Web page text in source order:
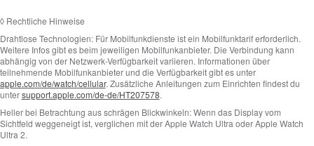
◊ Rechtliche Hinweise
Drahtlose Technologien:Für Mobilfunkdienste ist ein Mobilfunktarif erforderlich.
Weitere Infos gibt es beim jeweiligen Mobilfunkanbieter. Die Verbindung kann
abhängig von der Netzwerk-Verfügbarkeit variieren. Informationen über
teilnehmende Mobilfunkanbieter und die Verfügbarkeit gibt es unter
apple.com/de/watch/cellular. Zusätzliche Anleitungen zum Einrichten findest du
untersupport.apple.com/de-de/HT207578.
Heller bei Betrachtung aus schrägen Blickwinkeln:Wenn das Display vom
Sichtfeld weggeneigt ist, verglichen mit der Apple Watch Ultra oder Apple Watch
Ultra 2.